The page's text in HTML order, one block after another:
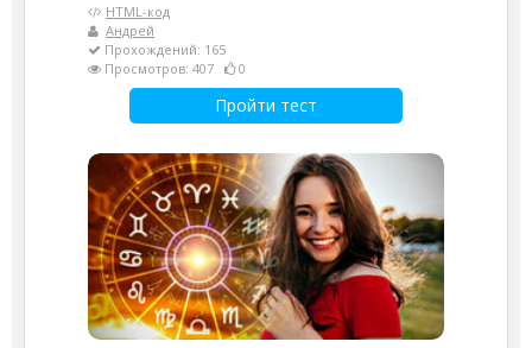
HTML-код
Андрей
Прохождений: 165
Просмотров: 407
0
Пройти тест